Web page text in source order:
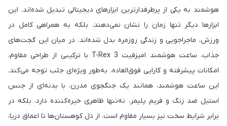
هوشمند به یکی از پرطرفدارترین ابزارهای دیجیتالی تبدیل شده‌اند. این
ابزارها دیگر تنها زمان را نشان نمی‌دهند، بلکه به همراهی کامل در
ورزش، ماجراجویی و زندگی روزمره بدل شده‌اند. در میان این گجت‌های
جذاب، ساعت هوشمند امیزفیت T-Rex 3 با ترکیبی از طراحی مقاوم،
امکانات پیشرفته و کارایی فوق‌العاده، به‌طور ویژه‌ای جلب توجه می‌کند.
این ساعت هوشمند، همانند یک جنگجوی مدرن، با بدنه‌ای از جنس
استیل ضد زنگ و فریم پلیمر، نه‌تنها ظاهری خیره‌کننده دارد، بلکه در
برابر شرایط سخت نیز بسیار مقاوم است. از دل کوهستان‌ها تا اعماق دریا،